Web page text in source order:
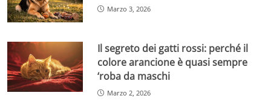
Marzo 3, 2026
Il segreto dei gatti rossi: perché il
colore arancione è quasi sempre
‘roba da maschi
Marzo 2, 2026